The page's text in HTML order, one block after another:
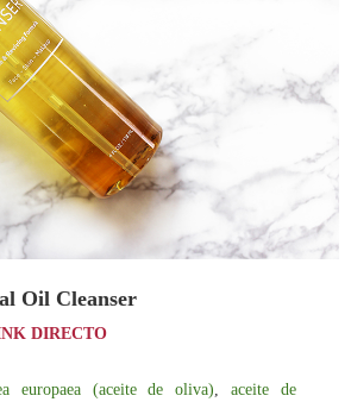
Oil Cleanser
DIRECTO
europaea (aceite de oliva),aceite de